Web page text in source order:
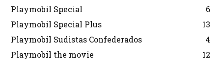
Playmobil Special
6
Playmobil Special Plus
13
Playmobil Sudistas Confederados
4
Playmobil the movie
12